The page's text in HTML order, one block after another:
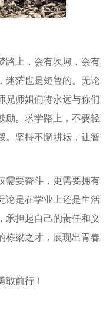
路上，会有坎坷，会有
迷茫也是短暂的。无论
兄师姐们将永远与你们
励。求学路上，不要轻
。坚持不懈耕耘，让智
需要奋斗，更需要拥有
论是在学业上还是生活
承担起自己的责任和义
栋梁之才，展现出青春
前行！